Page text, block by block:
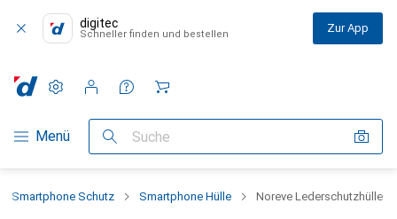
digitec
Schneller finden und bestellen Zur App
Navigation nach Kategorien
Menü Suche
Einstellungen
Kundenkonto
Vergleichslisten
Merklisten
Warenkorb
Smartphone Schutz Smartphone Hülle Noreve Lederschutzhülle